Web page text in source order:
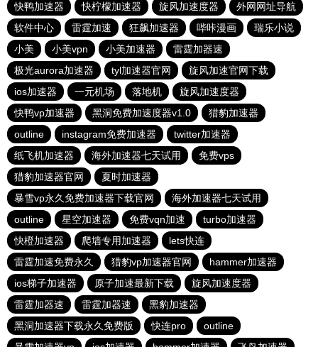
快鸭加速器
快柠檬加速器 旋风加速度器
外网网址导航
软件中心
雷霆加速 狂飙加速器 哔咔漫画
瑞乐小说
小美
小美vpn 小美加速器
雷霆加器速
极光aurora加速器
tyl加速器官网
旋风加速官网下载
ios加速器
一元机场 落地机
旋风加速度器
快鸭vp加速器
黑洞免费加速度器v1.0
猎豹加速器
outline
instagram免费加速器
twitter加速器
纸飞机加速器
海外加速器七天试用
免费vps
猎豹加速器官网
夏时加速器
暴雪vp永久免费加速器下载官网
海外加速器七天试用
outline
星空加速器 免费vqn加速
turbo加速器
快橙加速器
爬墙专用加速器
lets快连
雷霆加速免费永久
猎豹vp加速器官网
hammer加速器
ios梯子加速器
原子加速最新下载
旋风加速度器
雷霆加器速
雷霆加器速
黑豹加速器
黑洞加速器下载永久免费版
快连pro
outline